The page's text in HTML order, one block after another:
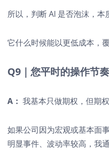
所以，判断 AI 是否泡沫，本
它什么时候能以更低成本，
Q9｜您平时的操作节
A： 我基本只做期权，但期
如果公司因为宏观或基本面
明显事件、波动率较高，我